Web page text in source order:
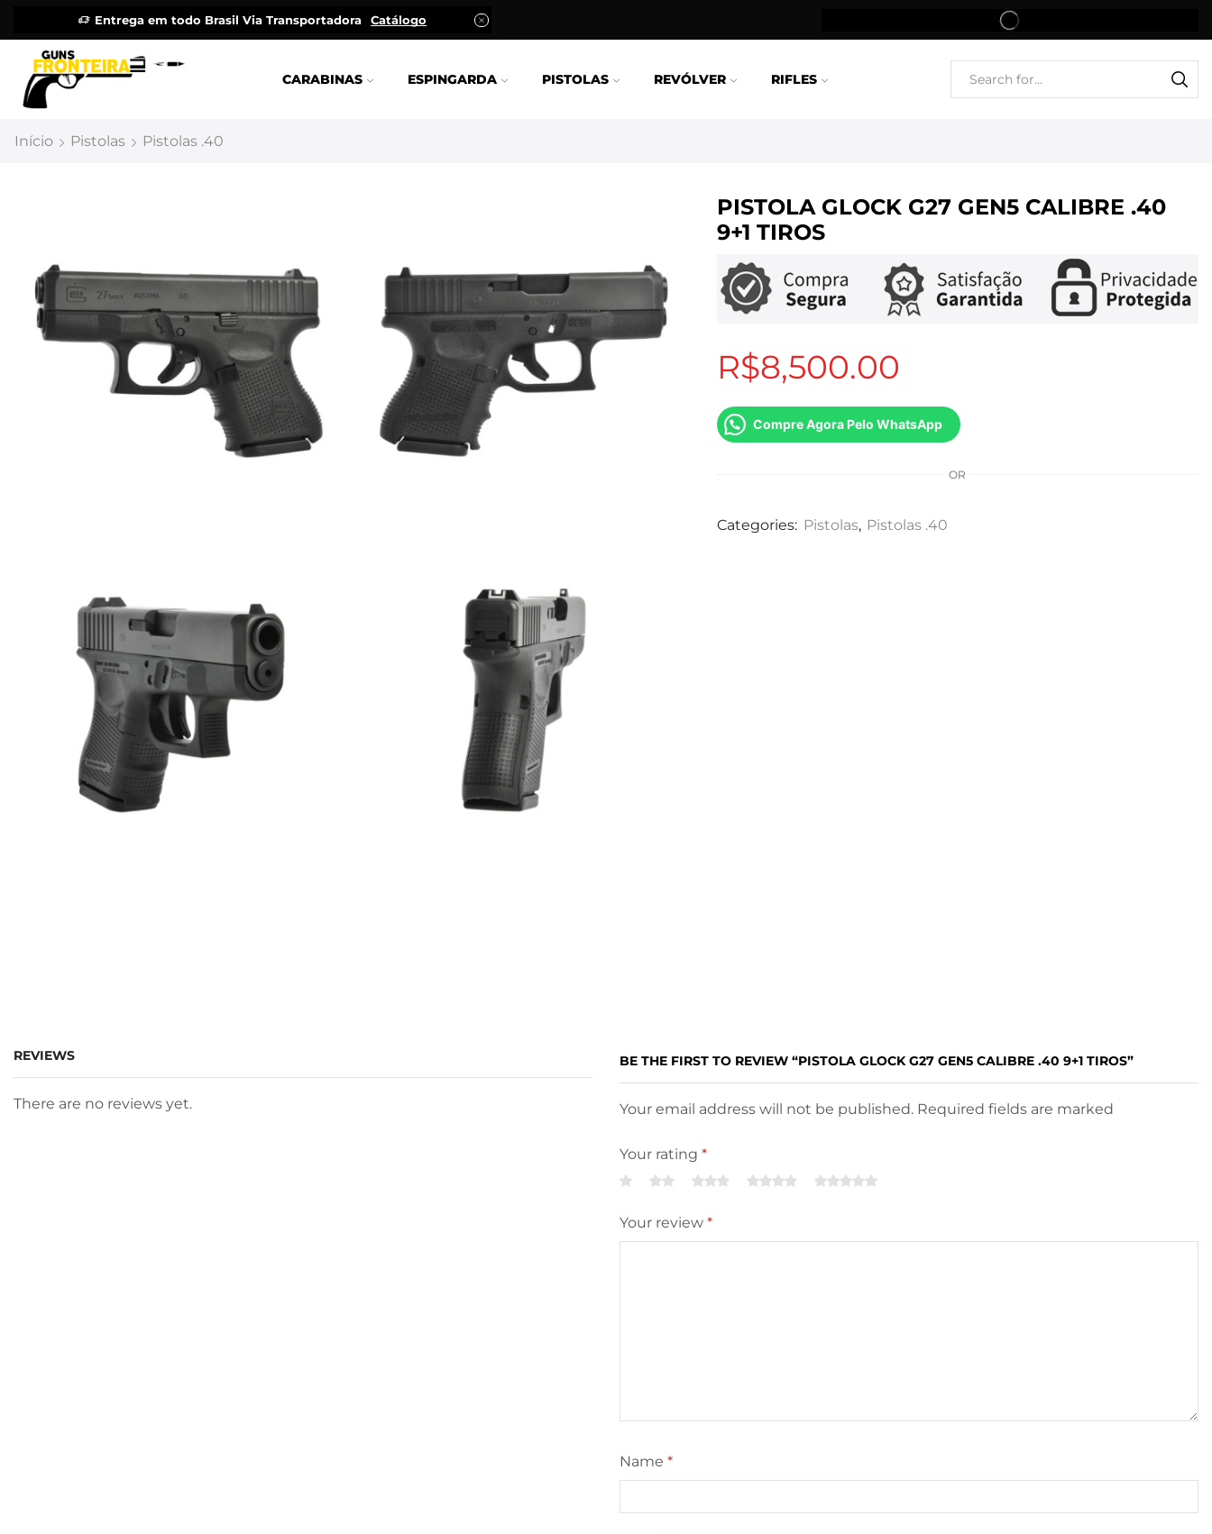
Entrega em todo Brasil Via Transportadora Catálogo
CARABINAS ESPINGARDA PISTOLAS REVÓLVER RIFLES
Início Pistolas Pistolas .40
PISTOLA GLOCK G27 GEN5 CALIBRE .40
9+1 TIROS
R$8,500.00
Compre Agora Pelo WhatsApp
OR
Categories: Pistolas, Pistolas .40
REVIEWS
There are no reviews yet.
BE THE FIRST TO REVIEW “PISTOLA GLOCK G27 GEN5 CALIBRE .40 9+1 TIROS”
Your email address will not be published. Required fields are marked
Your rating *
Your review *
Name *